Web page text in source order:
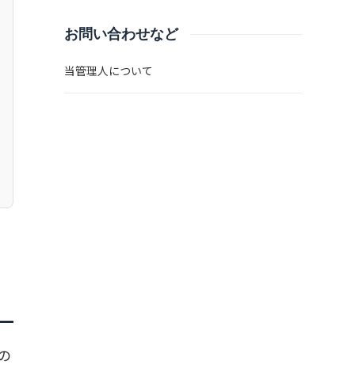
お問い合わせなど
当管理人について